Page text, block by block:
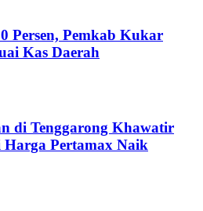
Persen, Pemkab Kukar
Kas Daerah
di Tenggarong Khawatir
Pertamax Naik